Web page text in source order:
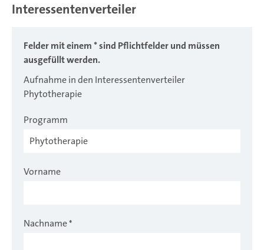
Interessentenverteiler
Felder mit einem * sind Pflichtfelder und müssen
ausgefüllt werden.
Aufnahme in den Interessentenverteiler
Phytotherapie
Programm
Vorname
Nachname*